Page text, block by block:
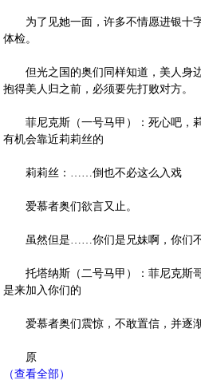
为了见她一面，许多不情愿进银十
体检。
但光之国的奥们同样知道，美人身
抱得美人归之前，必须要先打败对方。
菲尼克斯（一号马甲）：死心吧，
有机会靠近莉莉丝的
莉莉丝：……倒也不必这么入戏
爱慕者奥们欲言又止。
虽然但是……你们是兄妹啊，你们不
托塔纳斯（二号马甲）：菲尼克斯
是来加入你们的
爱慕者奥们震惊，不敢置信，并逐
原
（查看全部）